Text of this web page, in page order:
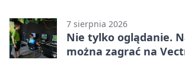
7 sierpnia 2026
Nie tylko oglądanie.
można zagrać na